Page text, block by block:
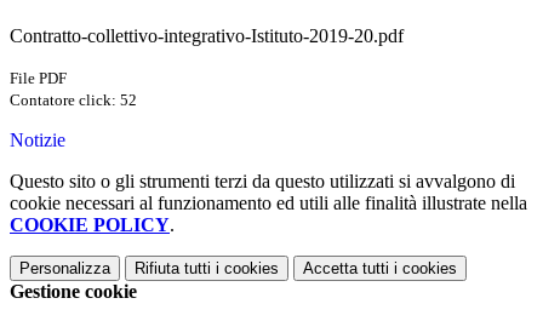
Contratto-collettivo-integrativo-Istituto-2019-20.pdf
File PDF
Contatore click: 52
Notizie
Questo sito o gli strumenti terzi da questo utilizzati si avvalgono di
cookie necessari al funzionamento ed utili alle finalità illustrate nella
COOKIE POLICY.
Personalizza Rifiuta tutti i cookies Accetta tutti i cookies
Gestione cookie